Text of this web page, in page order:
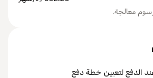
معالجة.
عند الدفع لتعيين خطة دفع